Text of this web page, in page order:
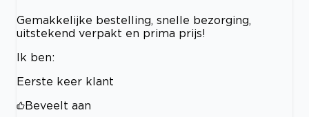
Gemakkelijke bestelling, snelle bezorging,
uitstekend verpakt en prima prijs!
Ik ben:
Eerste keer klant
Beveelt aan